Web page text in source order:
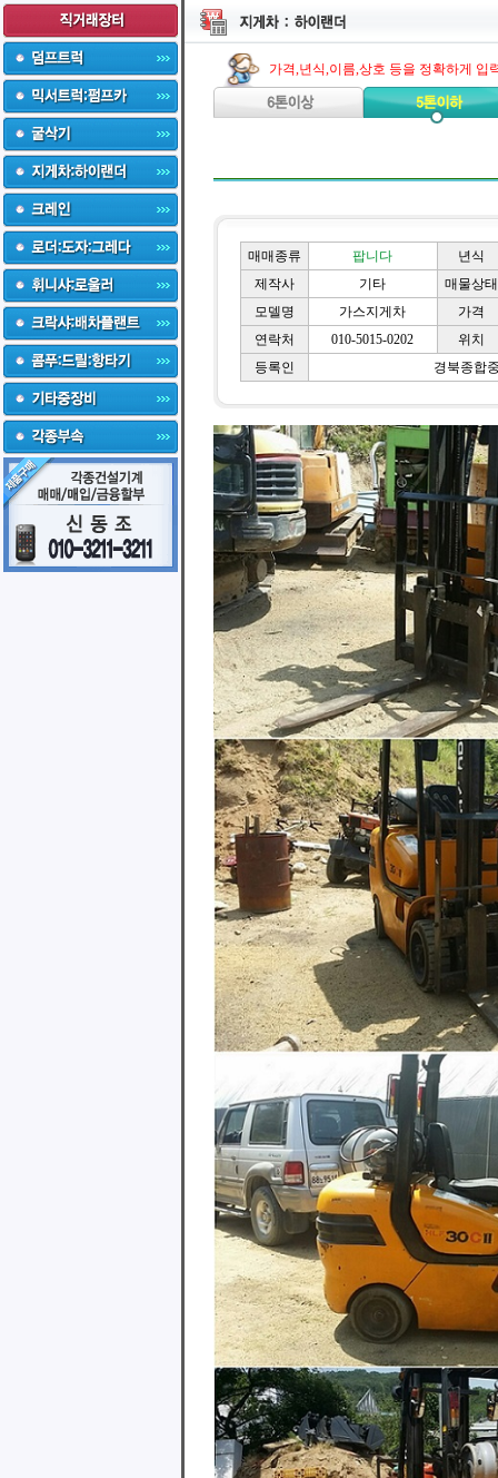
가격,년식,이름,상호 등을 정확하게 입
매매종류 팝니다
년식
제작사
기타
매물상태
모델명
가스지게차
가격
연락처
010-5015-0202
위치
등록인
경북종합